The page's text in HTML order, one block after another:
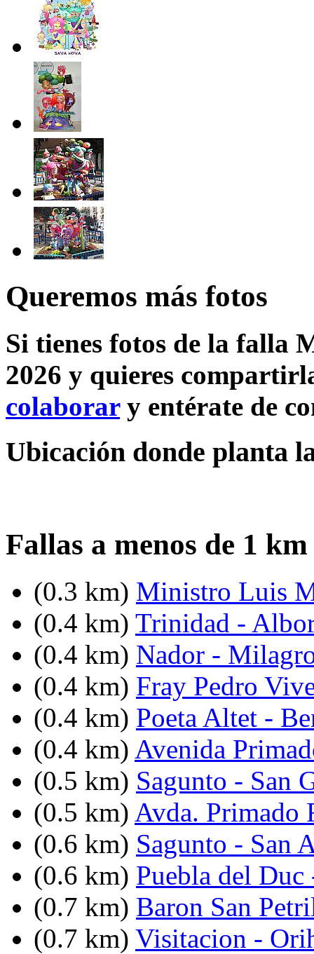
Queremos más fotos
Si tienes fotos de la
2026 y quieres
colaborary entérate de
Ubicación donde planta
Fallas a menos de 1
(0.3 km) Ministro Luis
(0.4 km) Trinidad -
(0.4 km) Nador -
(0.4 km) Fray Pedro
(0.4 km) Poeta Altet -
(0.4 km) Avenida
(0.5 km) Sagunto - San
(0.5 km) Avda. Primado
(0.6 km) Sagunto - San
(0.6 km) Puebla del
(0.7 km) Baron San
(0.7 km) Visitacion -